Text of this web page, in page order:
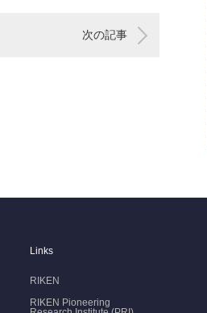
次の記事
Links
RIKEN
RIKEN Pioneering